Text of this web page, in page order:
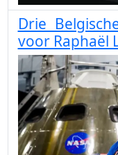
Drie
voor Raphaël